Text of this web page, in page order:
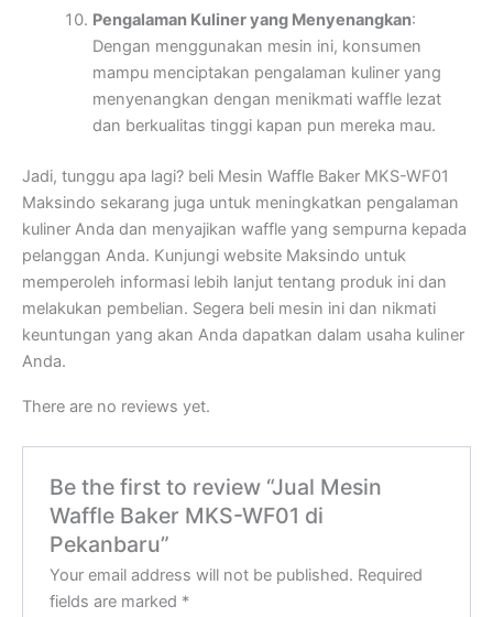
Pengalaman Kuliner yang Menyenangkan:
Dengan menggunakan mesin ini, konsumen
mampu menciptakan pengalaman kuliner yang
menyenangkan dengan menikmati waffle lezat
dan berkualitas tinggi kapan pun mereka mau.
Jadi, tunggu apa lagi? beli Mesin Waffle Baker MKS-WF01
Maksindo sekarang juga untuk meningkatkan pengalaman
kuliner Anda dan menyajikan waffle yang sempurna kepada
pelanggan Anda. Kunjungi website Maksindo untuk
memperoleh informasi lebih lanjut tentang produk ini dan
melakukan pembelian. Segera beli mesin ini dan nikmati
keuntungan yang akan Anda dapatkan dalam usaha kuliner
Anda.
There are no reviews yet.
Be the first to review “Jual Mesin
Waffle Baker MKS-WF01 di
Pekanbaru”
Your email address will not be published. Required
fields are marked *